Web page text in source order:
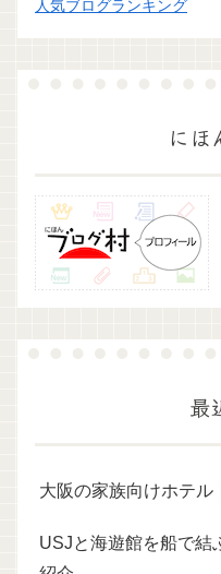
人気ブログランキング
にほ
最
大阪の家族向けホテル
USJと海遊館を船で結